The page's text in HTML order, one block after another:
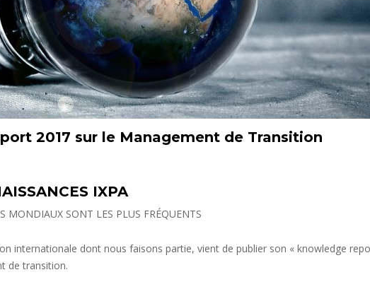
2017 sur le Management de Transition
IXPA
MONDIAUX SONT LES PLUS FRÉQUENTS
internationale dont nous faisons partie, vient de publier son « knowledge
de transition.